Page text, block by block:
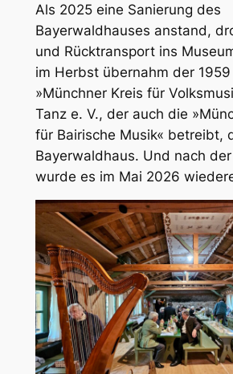
Als 2025 eine Sanierung des
Bayerwaldhauses anstand,
und Rücktransport ins
im Herbst übernahm der
»Münchner Kreis für
Tanz e. V., der auch die
für Bairische Musik« betreibt,
Bayerwaldhaus. Und nach
wurde es im Mai 2026